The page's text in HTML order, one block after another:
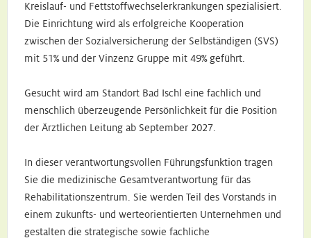
Kreislauf- und Fettstoffwechselerkrankungen spezialisiert.
Die Einrichtung wird als erfolgreiche Kooperation
zwischen der Sozialversicherung der Selbständigen (SVS)
mit 51% und der Vinzenz Gruppe mit 49% geführt.
Gesucht wird am Standort Bad Ischl eine fachlich und
menschlich überzeugende Persönlichkeit für die Position
der Ärztlichen Leitung ab September 2027.
In dieser verantwortungsvollen Führungsfunktion tragen
Sie die medizinische Gesamtverantwortung für das
Rehabilitationszentrum. Sie werden Teil des Vorstands in
einem zukunfts- und werteorientierten Unternehmen und
gestalten die strategische sowie fachliche